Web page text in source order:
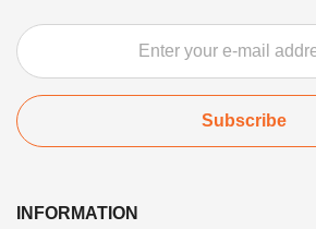
Subscribe
INFORMATION